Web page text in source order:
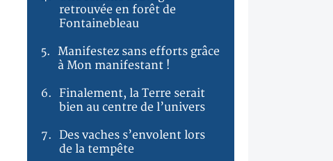
retrouvée en forêt de
Fontainebleau
5. Manifestez sans efforts grâce
à Mon manifestant !
6. Finalement, la Terre serait
bien au centre de l’univers
7. Des vaches s’envolent lors
de la tempête